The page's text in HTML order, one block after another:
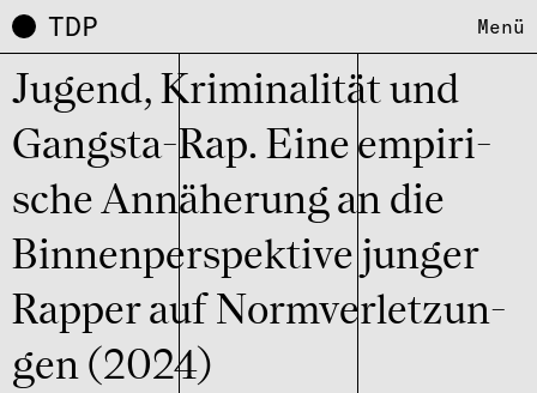
TDP Menü
Jugend, Krimi­na­li­tät und
Gangsta-Rap. Eine empi­ri­
sche Annä­he­rung an die
Binnen­per­spek­tive junger
Rapper auf Norm­ver­let­zun­
gen (2024)